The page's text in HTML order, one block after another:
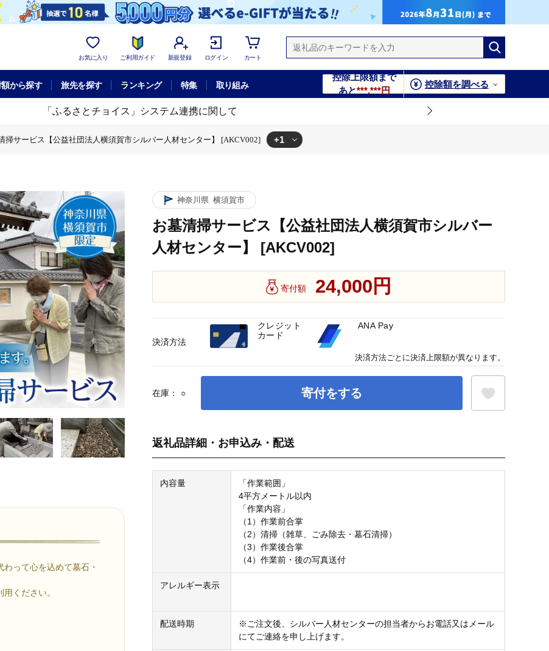
お気に入り ご利用ガイド 新規登録 ログイン カート
から探す 旅先を探す ランキング 特集 取り組み
控除上限額まで
あと***,***円
控除額を調べる
「ふるさとチョイス」システム連携に関して
掃サービス【公益社団法人横須賀市シルバー人材センター】 [AKCV002] +1
って心を込めて墓石・
ください。
神奈川県 横須賀市
お墓清掃サービス【公益社団法人横須賀市シルバー
人材センター】 [AKCV002]
寄付額 24,000円
在庫： ○ 寄付をする
返礼品詳細・お申込み・配送
内容量
「作業範囲」
4平方メートル以内
「作業内容」
（1）作業前合掌
（2）清掃（雑草、ごみ除去・墓石清掃）
（3）作業後合掌
（4）作業前・後の写真送付
アレルギー表示
配送時期
※ご注文後、シルバー人材センターの担当者からお電話又はメール
にてご連絡を申し上げます。
決済方法
クレジット
カード
ANA Pay
決済方法ごとに決済上限額が異なります。